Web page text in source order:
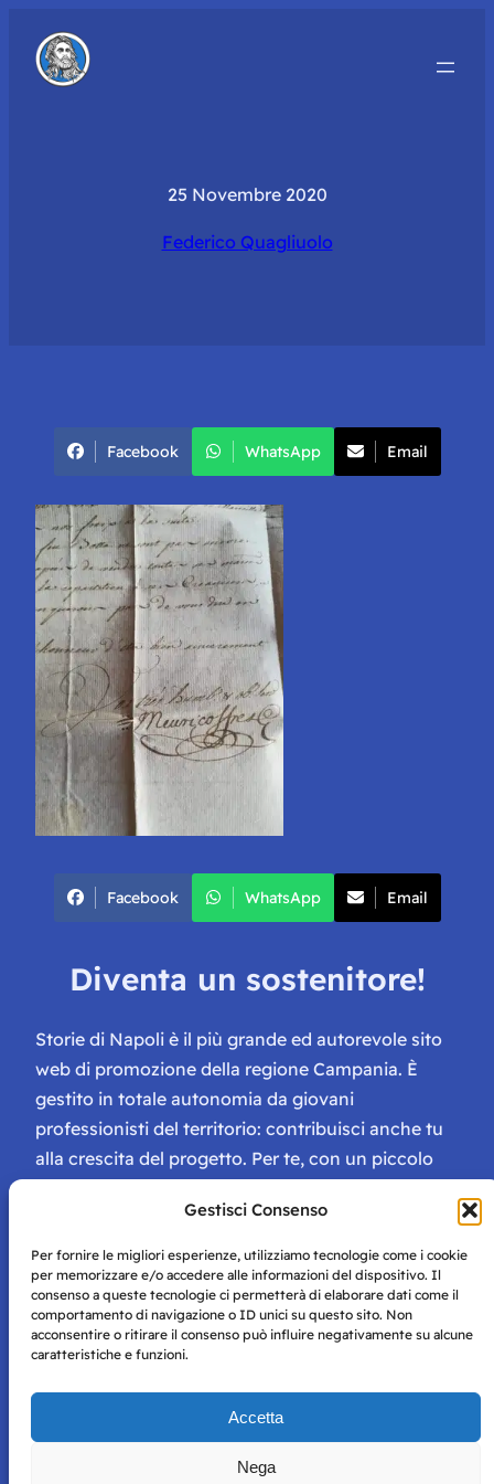
Gestisci Consenso
Per fornire le migliori esperienze, utilizziamo tecnologie come i cookie
per memorizzare e/o accedere alle informazioni del dispositivo. Il
consenso a queste tecnologie ci permetterà di elaborare dati come il
comportamento di navigazione o ID unici su questo sito. Non
acconsentire o ritirare il consenso può influire negativamente su alcune
caratteristiche e funzioni.
Accetta
Nega
25 Novembre 2020
Federico Quagliuolo
Facebook WhatsApp Email
Facebook WhatsApp Email
Diventa un sostenitore!
Storie di Napoli è il più grande ed autorevole sito
web di promozione della regione Campania. È
gestito in totale autonomia da giovani
professionisti del territorio: contribuisci anche tu
alla crescita del progetto. Per te, con un piccolo
tessera di Storie Campane, libri e magazine gratis
e inviti ad eventi esclusivi!
Storie di Napoli è una testata registrata presso il tribunale di
per mero scopo didattico e informativo.